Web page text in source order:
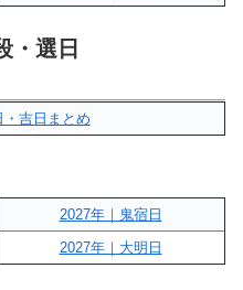
・選日
・吉日まとめ
2027年｜鬼宿日
2027年｜大明日